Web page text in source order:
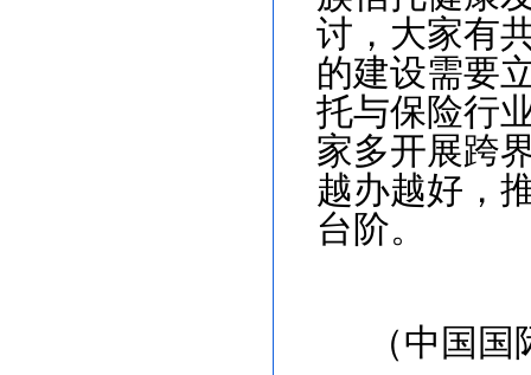
讨，大家有
的建设需要
托与保险行
家多开展跨
越办越好，
台阶。
（中国国